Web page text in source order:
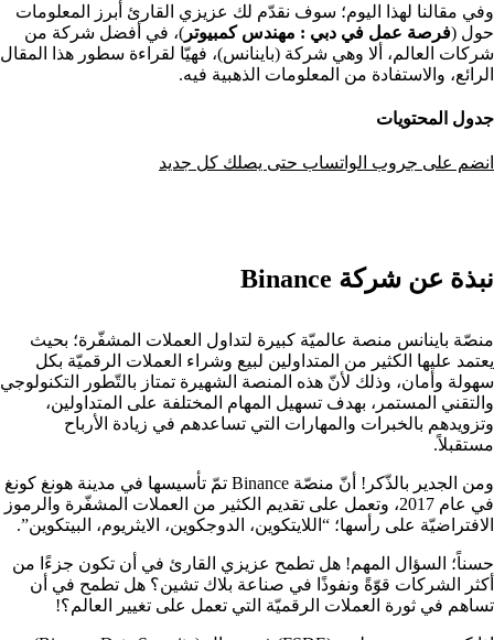
وفي مقالنا لهذا اليوم؛ سوف نقدّم لك عزيزي القارئ أبرز المعلومات
حول (فرصة عمل في دبي : مهندس كمبيوتر )، في أفضل شركة من
شركات العالم، ألا وهي شركة (باينانس)، فهيّا لقراءة سطور هذا المقال
الرائع، والاستفادة من المعلومات الذهبية فيه.
جدول المحتويات
انضم على جروب الواتساب حتى يصلك كل جديد
نبذة عن شركة Binance
منصّة باينانس منصة عالميّة كبيرة لتداول العملات المشفّرة؛ بحيث
يعتمد عليها الكثير من المتداولين لبيع وشراء العملات الرقميّة بكل
سهولة وأمان، وذلك لأنّ هذه المنصة الشهيرة تمتاز بالتّطور التكنولوجي
والتقني المستمر، بهدف تسهيل المهام المختلفة على المتداولين،
وتزويدهم بالخبرات والمهارات التي تساعدهم في زيادة الأرباح
مستقبلاً.
ومن الجدير بالذّكر! أنّ منصّة Binance تمّ تأسيسها في مدينة هونغ كونغ
في عام 2017، وتعمل على تقديم الكثير من العملات المشفّرة والرموز
الافتراضيّة على رأسها؛ “اللايتكوين، الدوجكوين، الايثريوم، البيتكوين”.
حسناً؛ السؤال المهم! هل تطمح عزيزي القارئ في أن تكون جزءًا من
أكثر الشركات قوّةً ونفوذًا في صناعة بلاك تشين؟ هل تطمح في أن
تساهم في ثورة العملات الرقميّة التي تعمل على تغيير العالم؟!